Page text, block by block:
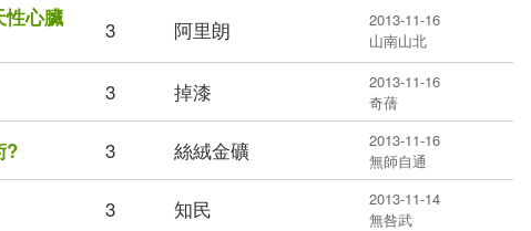
性心臟
3 阿里朗
2013-11-16
山南山北
3 掉漆
2013-11-16
奇蒨
? 3 絲絨金礦
2013-11-16
無師自通
3 知民
2013-11-14
無咎武